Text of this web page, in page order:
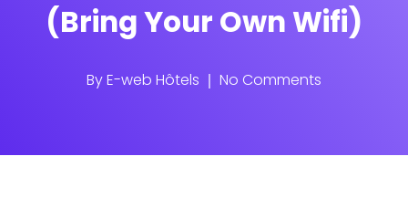
(Bring Your Own Wifi)
ByE-web Hôtels No Comments